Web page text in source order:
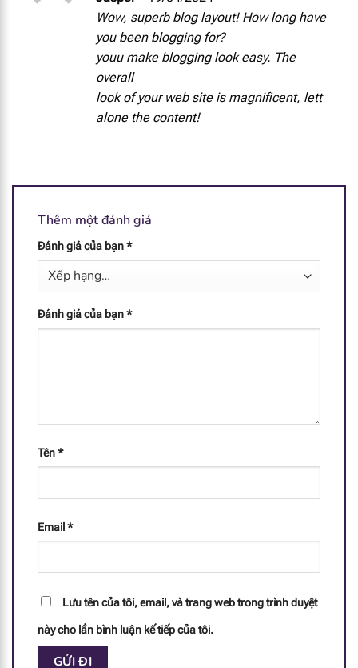
L - Carnitin 1.9 mg
UMP 0.55 mg
0.08 g
hạng 5
Wow, superb blog layout! How long have
you been blogging for?
youu make blogging look easy. The
overall
look of your web site is magnificent, lett
alone the content!
Thêm một đánh giá
Đánh giá của bạn*
Đánh giá của bạn*
Tên*
Email *
Lưu tên của tôi, email, và trang web trong trình duyệt
này cho lần bình luận kế tiếp của tôi.